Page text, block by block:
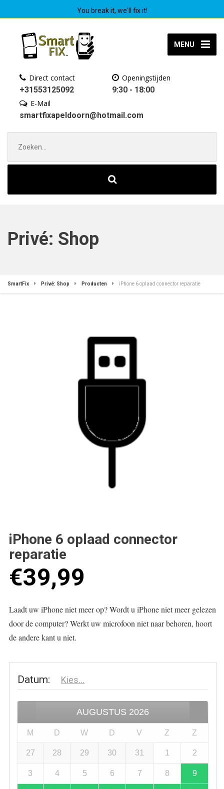
You break it, we'll fix it!
MENU
Direct contact
+31553125092
Openingstijden
9:30 - 18:00
E-Mail
smartfixapeldoorn@hotmail.com
naar:
Privé: Shop
SmartFix Privé: Shop Producten iPhone 6 oplaad connector reparatie
iPhone 6 oplaad connector
reparatie
€39,99
Laadt uw iPhone niet meer op? Wordt u iPhone niet meer gelezen
door de computer? Werkt uw microfoon niet naar behoren, hoort
de andere kant u niet.
Datum: Kies...
AUGUSTUS 2026
M D W D V Z Z
27 28 29 30 31 1 2
3 4 5 6 7 8 9